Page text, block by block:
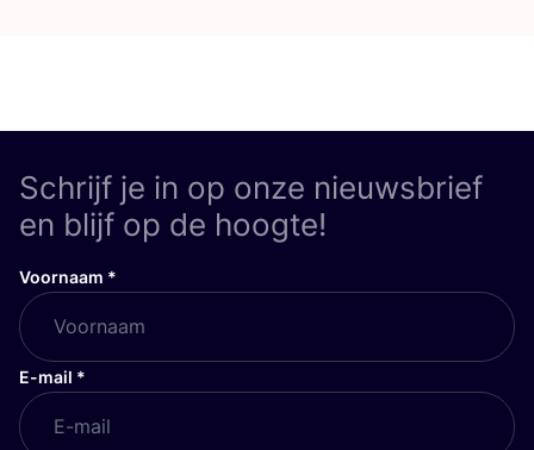
Schrijf je in op onze nieuwsbrief
en blijf op de hoogte!
Voornaam *
E-mail *